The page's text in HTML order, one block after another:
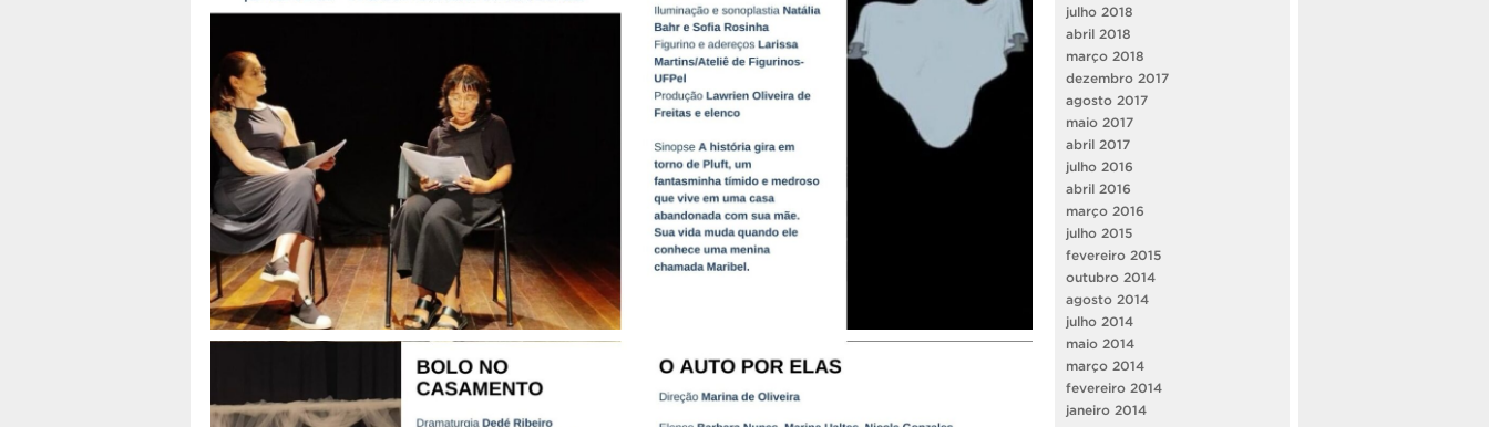
julho 2018
abril 2018
março 2018
dezembro 2017
agosto 2017
maio 2017
abril 2017
julho 2016
abril 2016
março 2016
julho 2015
fevereiro 2015
outubro 2014
agosto 2014
julho 2014
maio 2014
março 2014
fevereiro 2014
janeiro 2014